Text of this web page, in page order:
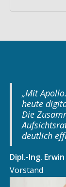
„Mit
heute
Die
deutlich
Dipl.-Ing.
Vorstand